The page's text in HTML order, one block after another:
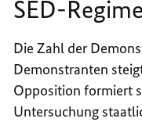
SED-
Die Zahl der
Demonstranten
Opposition formiert
Untersuchung